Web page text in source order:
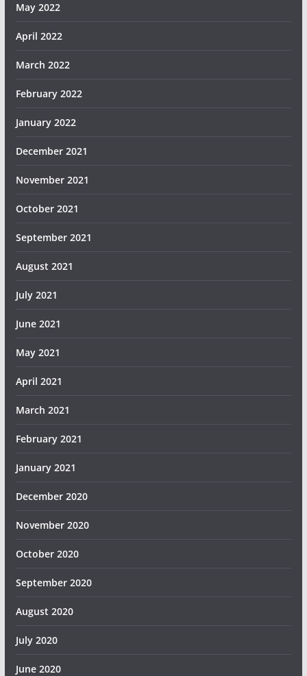
May 2022
April 2022
March 2022
February 2022
January 2022
December 2021
November 2021
October 2021
September 2021
August 2021
July 2021
June 2021
May 2021
April 2021
March 2021
February 2021
January 2021
December 2020
November 2020
October 2020
September 2020
August 2020
July 2020
June 2020